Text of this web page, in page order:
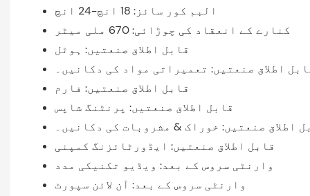
البم کور سائز: 18 انچ-24 انچ
کنارے کے انعقاد کی چوڑائی: 670 ملی میٹر
قابل اطلاق صنعتیں: ہوٹل
اطلاق صنعتیں: تعمیراتی مواد کی دکانیں۔
قابل اطلاق صنعتیں: فارم
قابل اطلاق صنعتیں: پرنٹنگ شاپس
اطلاق صنعتیں: خوراک & مشروبات کی دکانیں۔
قابل اطلاق صنعتیں: ایڈورٹائزنگ کمپنی
وارنٹی سروس کے بعد: ویڈیو تکنیکی مدد
وارنٹی سروس کے بعد: آن لائن سپورٹ